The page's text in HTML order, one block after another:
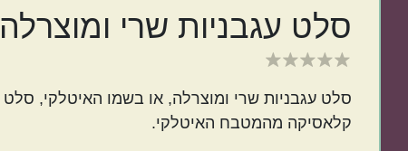
סלט עגבניות שרי ומוצרלה
קלאסיקה מהמטבח האיטלקי.